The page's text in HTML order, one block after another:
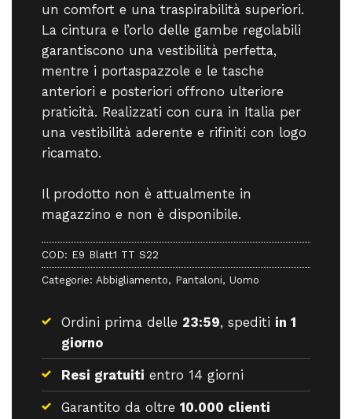
un comfort e una traspirabilità superiori.
La cintura e l’orlo delle gambe regolabili
garantiscono una vestibilità perfetta,
mentre i portaspazzole e le tasche
anteriori e posteriori offrono ulteriore
praticità. Realizzati con cura in Italia per
una vestibilità aderente e rifiniti con logo
ricamato.
Il prodotto non è attualmente in
magazzino e non è disponibile.
COD: E9 Blatt1 TT S22
Categorie: Abbigliamento, Pantaloni, Uomo
Ordini prima delle 23:59, spediti in 1
giorno
Resi gratuiti entro 14 giorni
Garantito da oltre 10.000 clienti